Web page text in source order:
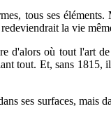
tous ses
la vie
d'alors où tout l'art
tout. Et, sans 1815,
ses surfaces, mais